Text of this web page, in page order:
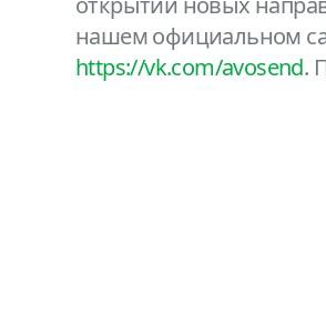
нашем официальном
https://vk.com/avosend.